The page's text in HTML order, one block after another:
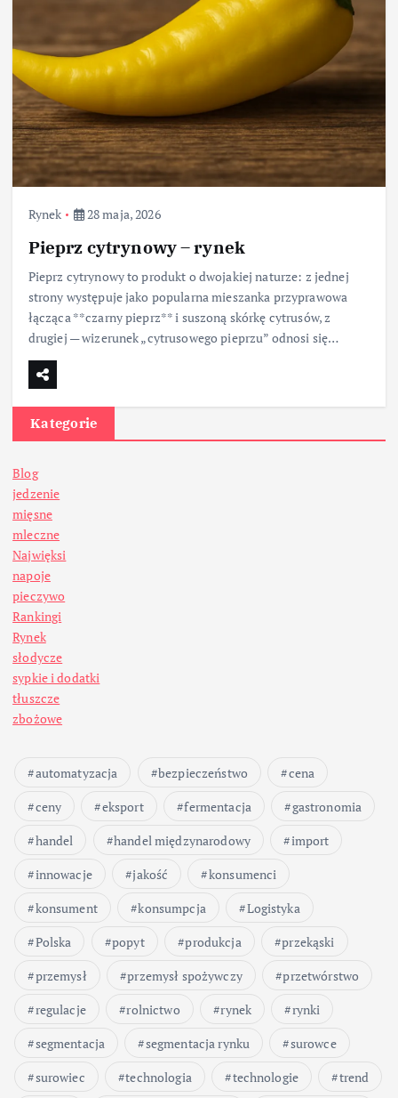
Rynek 28 maja, 2026
Pieprz cytrynowy – rynek
Pieprz cytrynowy to produkt o dwojakiej naturze: z jednej
strony występuje jako popularna mieszanka przyprawowa
łącząca **czarny pieprz** i suszoną skórkę cytrusów, z
drugiej — wizerunek „cytrusowego pieprzu” odnosi się…
Kategorie
Blog
jedzenie
mięsne
mleczne
Najwięksi
napoje
pieczywo
Rankingi
Rynek
słodycze
sypkie i dodatki
tłuszcze
zbożowe
automatyzacja bezpieczeństwo
cena
ceny
eksport fermentacja
gastronomia
handel
handel międzynarodowy
import
innowacje
jakość
konsumenci
konsument
konsumpcja
Logistyka
Polska
popyt produkcja
przekąski
przemysł
przemysł spożywczy
przetwórstwo
regulacje
rolnictwo rynek
rynki
segmentacja
segmentacja rynku
surowce
surowiec
technologia technologie
trend